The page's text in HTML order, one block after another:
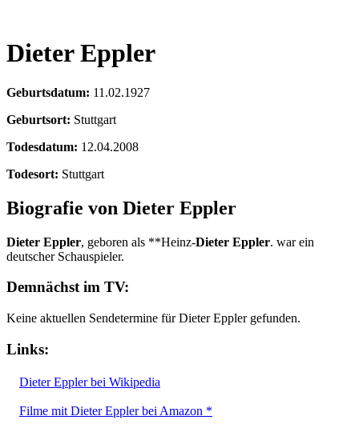
Dieter Eppler
Geburtsdatum: 11.02.1927
Geburtsort: Stuttgart
Todesdatum: 12.04.2008
Todesort: Stuttgart
Biografie von Dieter Eppler
Dieter Eppler, geboren als **Heinz-Dieter Eppler. war ein
deutscher Schauspieler.
Demnächst im TV:
Keine aktuellen Sendetermine für Dieter Eppler gefunden.
Links:
Dieter Eppler bei Wikipedia
Filme mit Dieter Eppler bei Amazon *